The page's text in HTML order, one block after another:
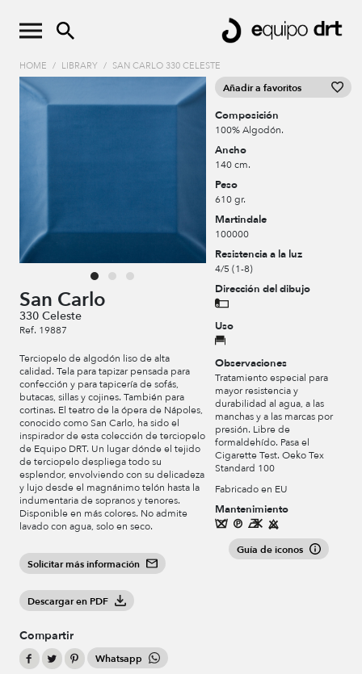
HOME / LIBRARY / SAN CARLO 330 CELESTE
San Carlo
330 Celeste
Ref. 19887
Terciopelo de algodón liso de alta
calidad. Tela para tapizar pensada para
confección y para tapicería de sofás,
butacas, sillas y cojines. También para
cortinas. El teatro de la ópera de Nápoles,
conocido como San Carlo, ha sido el
inspirador de esta colección de terciopelo
de Equipo DRT. Un lugar dónde el tejido
de terciopelo despliega todo su
esplendor, envolviendo con su delicadeza
y lujo desde el magnánimo telón hasta la
indumentaria de sopranos y tenores.
Disponible en más colores. No admite
lavado con agua, solo en seco.
Solicitar más información
Descargar en PDF
Compartir
Whatsapp
Añadir a favoritos
Composición
100% Algodón.
Ancho
140 cm.
Peso
610 gr.
Martindale
100000
Resistencia a la luz
4/5 (1-8)
Dirección del dibujo
Uso
Observaciones
Tratamiento especial para
mayor resistencia y
durabilidad al agua, a las
manchas y a las marcas por
presión. Libre de
formaldehído. Pasa el
Cigarette Test. Oeko Tex
Standard 100
Fabricado en EU
Mantenimiento
Guía de iconos